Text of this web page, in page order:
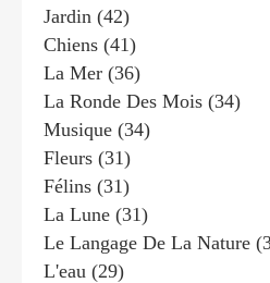
Jardin (42)
Chiens (41)
La Mer (36)
La Ronde Des Mois (34)
Musique (34)
Fleurs (31)
Félins (31)
La Lune (31)
Le Langage De La Nature
L'eau (29)